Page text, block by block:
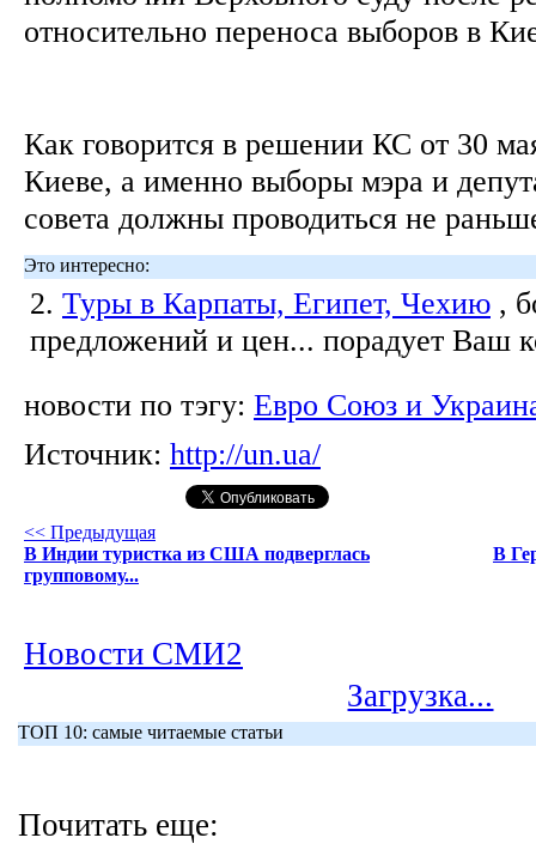
относительно переноса выборов в
Как говорится в решении КС от 30
Киеве, а именно выборы мэра и
совета должны проводиться не
Это интересно:
2. Туры в Карпаты, Египет, Чехию ,
предложений и цен... порадует Ваш
новости по тэгу: Евро Союз и
Источник: http://un.ua/
<< Предыдущая
В Индии туристка из США подверглась
групповому...
В
Новости СМИ2
Загрузка...
ТОП 10: самые читаемые статьи
Почитать еще: